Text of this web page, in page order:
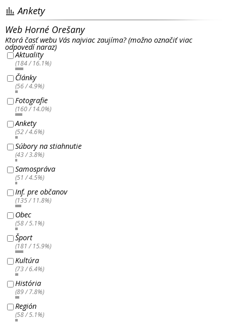
Ankety
Web Horné Orešany
Ktorá časť webu Vás najviac zaujíma? (možno označiť viac
odpovedí naraz)
Aktuality
(184 / 16.1%)
Články
(56 / 4.9%)
Fotografie
(160 / 14.0%)
Ankety
(52 / 4.6%)
Súbory na stiahnutie
(43 / 3.8%)
Samospráva
(51 / 4.5%)
Inf. pre občanov
(135 / 11.8%)
Obec
(58 / 5.1%)
Šport
(181 / 15.9%)
Kultúra
(73 / 6.4%)
História
(89 / 7.8%)
Región
(58 / 5.1%)